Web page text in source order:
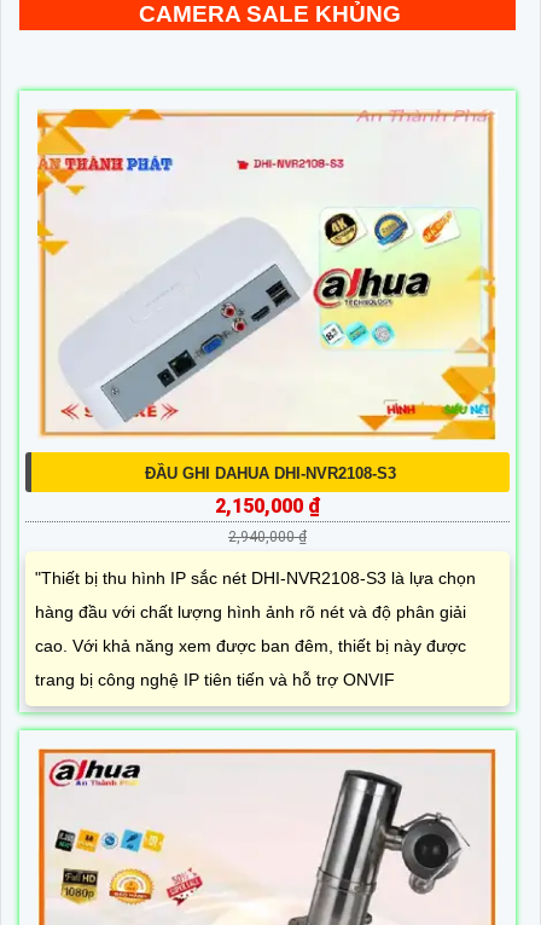
CAMERA SALE KHỦNG
ĐẦU GHI DAHUA DHI-NVR2108-S3
2,150,000 ₫
2,940,000 ₫
"Thiết bị thu hình IP sắc nét DHI-NVR2108-S3 là lựa chọn
hàng đầu với chất lượng hình ảnh rõ nét và độ phân giải
cao. Với khả năng xem được ban đêm, thiết bị này được
trang bị công nghệ IP tiên tiến và hỗ trợ ONVIF